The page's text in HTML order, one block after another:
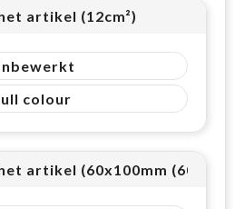
artikel (12cm²)
colour
artikel (60x100mm (60cm²))